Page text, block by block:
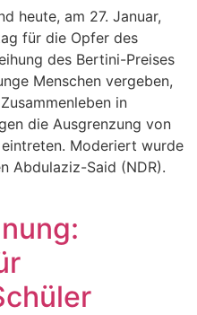
heute, am 27. Januar,
für die Opfer des
des Bertini-Preises
Menschen vergeben,
in
die Ausgrenzung von
Moderiert wurde
Abdulaziz-Said (NDR).